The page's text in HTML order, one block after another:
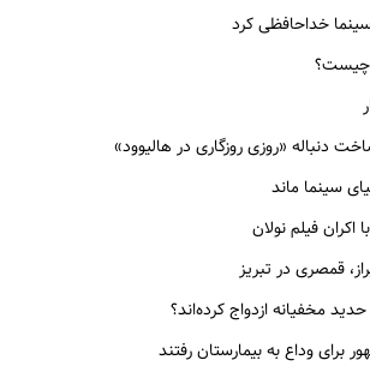
خداحافظی کرد
چیست؟
دنباله «روزی روزگاری در هالیوود»
سینما ماند
فیلم نولان
قمصری در تبریز
مخفیانه ازدواج کرده‌اند؟
برای وداع به بیمارستان رفتند